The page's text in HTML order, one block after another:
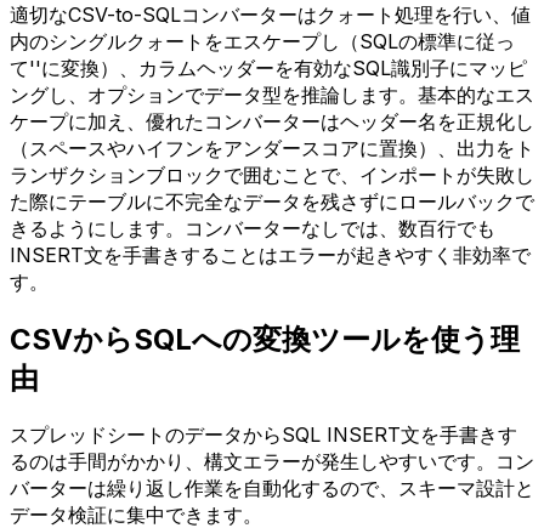
適切なCSV-to-SQLコンバーターはクォート処理を行い、値
内のシングルクォートをエスケープし（SQLの標準に従っ
て''に変換）、カラムヘッダーを有効なSQL識別子にマッピ
ングし、オプションでデータ型を推論します。基本的なエス
ケープに加え、優れたコンバーターはヘッダー名を正規化し
（スペースやハイフンをアンダースコアに置換）、出力をト
ランザクションブロックで囲むことで、インポートが失敗し
た際にテーブルに不完全なデータを残さずにロールバックで
きるようにします。コンバーターなしでは、数百行でも
INSERT文を手書きすることはエラーが起きやすく非効率で
す。
CSVからSQLへの変換ツールを使う理
由
スプレッドシートのデータからSQL INSERT文を手書きす
るのは手間がかかり、構文エラーが発生しやすいです。コン
バーターは繰り返し作業を自動化するので、スキーマ設計と
データ検証に集中できます。